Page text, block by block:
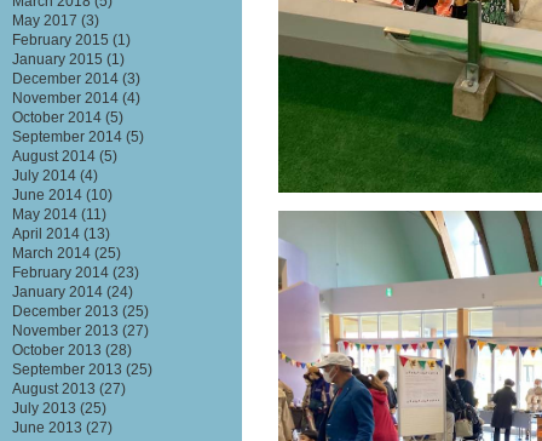
May 2017 (3)
February 2015 (1)
January 2015 (1)
December 2014 (3)
November 2014 (4)
October 2014 (5)
September 2014 (5)
August 2014 (5)
July 2014 (4)
June 2014 (10)
May 2014 (11)
April 2014 (13)
March 2014 (25)
February 2014 (23)
January 2014 (24)
December 2013 (25)
November 2013 (27)
October 2013 (28)
September 2013 (25)
August 2013 (27)
July 2013 (25)
June 2013 (27)